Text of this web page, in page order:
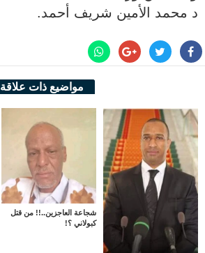
د محمد الأمين شريف أحمد.
مواضيع ذات علاقة
شجاعة العاجزين..!! من قتل
كبولاني ؟!